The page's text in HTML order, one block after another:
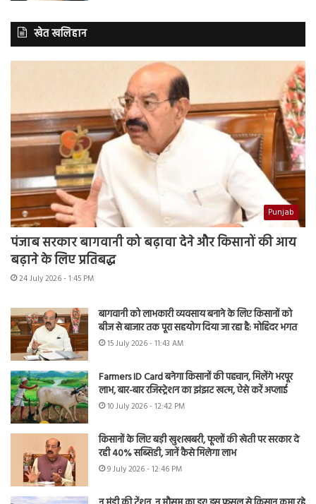
खेत खलिहान
Punjab
पंजाब सरकार बागवानी को बढ़ावा देने और किसानों की आय
बढ़ाने के लिए प्रतिबद्ध
24 July 2026 - 1:45 PM
बागवानी को लाभकारी व्यवसाय बनाने के लिए किसानों को
बीज से बाजार तक पूरा सहयोग दिया जा रहा है: मोहिंदर भगत
15 July 2026 - 11:43 AM
Farmers ID Card बनेगा किसानों की पहचान, मिलेंगे भरपूर
लाभ, बार-बार रजिस्ट्रेशन का झंझट खत्म, ऐसे करें अप्लाई
10 July 2026 - 12:42 PM
किसानों के लिए बड़ी खुशखबरी, फूलों की खेती पर सरकार दे
रही 40% सब्सिडी, जानें कैसे मिलेगा लाभ
9 July 2026 - 12:46 PM